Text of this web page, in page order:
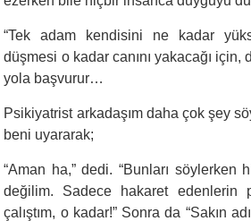
“Tek adam kendisini ne kadar
düşmesi o kadar canını yakacağı
yola başvurur…
Psikiyatrist arkadaşım daha çok şey
beni uyararak;
“Aman ha,” dedi. “Bunları söylerken
değilim. Sadece hakaret edenlerin
çalıştım, o kadar!” Sonra da “Sakın